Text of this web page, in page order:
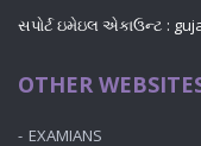
સપોર્ટ ઇમેઇલ એકાઉન્ટ :
OTHER
EXAMIANS